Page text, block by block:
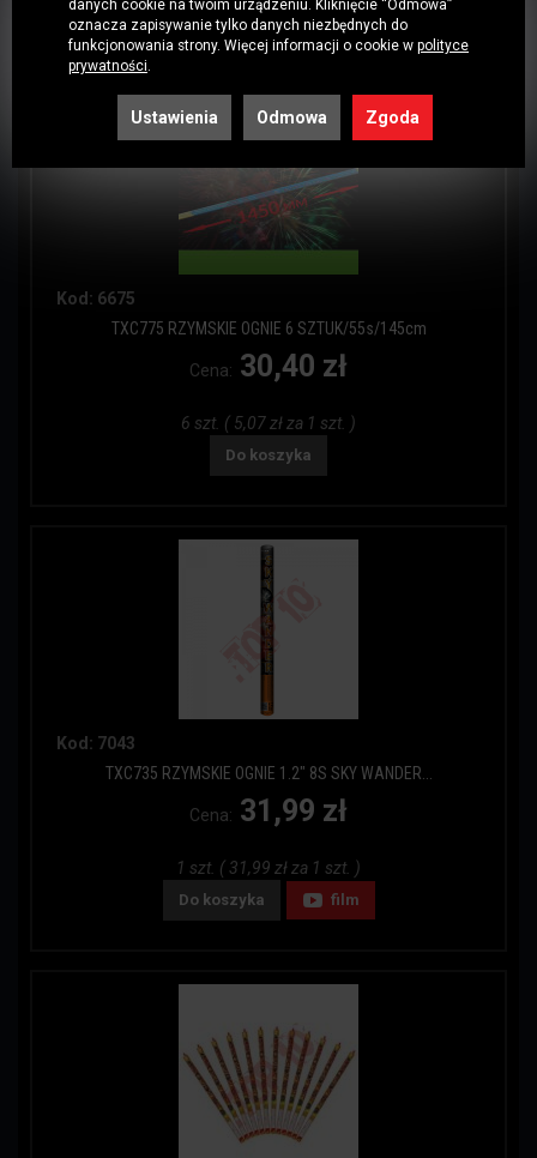
Do koszyka
Kod: 6675
TXC775 RZYMSKIE OGNIE 6 SZTUK/55s/145cm
Cena: 30,40 zł
6 szt. ( 5,07 zł za 1 szt. )
Do koszyka
Kod: 7043
TXC735 RZYMSKIE OGNIE 1.2" 8S SKY WANDER...
Cena: 31,99 zł
1 szt. ( 31,99 zł za 1 szt. )
Do koszyka film
danych cookie na twoim urządzeniu. Kliknięcie “Odmowa”
oznacza zapisywanie tylko danych niezbędnych do
funkcjonowania strony. Więcej informacji o cookie w polityce
prywatności.
Ustawienia Odmowa Zgoda